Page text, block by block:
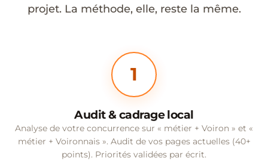
projet. La méthode, elle, reste la même.
1
Audit & cadrage local
Analyse de votre concurrence sur « métier + Voiron » et «
métier + Voironnais ». Audit de vos pages actuelles (40+
points). Priorités validées par écrit.